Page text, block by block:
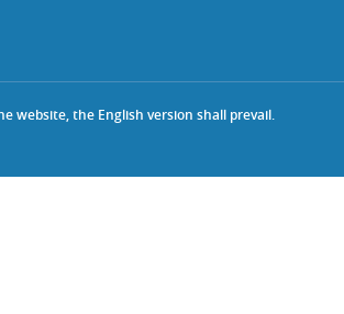
website, the English version shall prevail.